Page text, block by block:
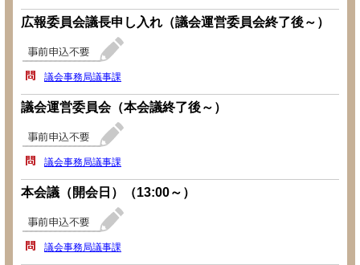
広報委員会議長申し入れ（議会運営委員会終了後～）
議会事務局議事課
議会運営委員会（本会議終了後～）
議会事務局議事課
本会議（開会日）（13:00～）
議会事務局議事課